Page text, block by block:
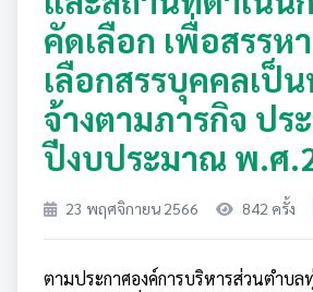
คัดเลือก เพื่อสรรห
เลือกสรรบุคคลเป็
จ้างตามภารกิจ ปร
ปีงบประมาณ พ.ศ
23 พฤศจิกายน 2566 842 ครั้ง
ตามประกาศองค์การบริหารส่วนตำบล